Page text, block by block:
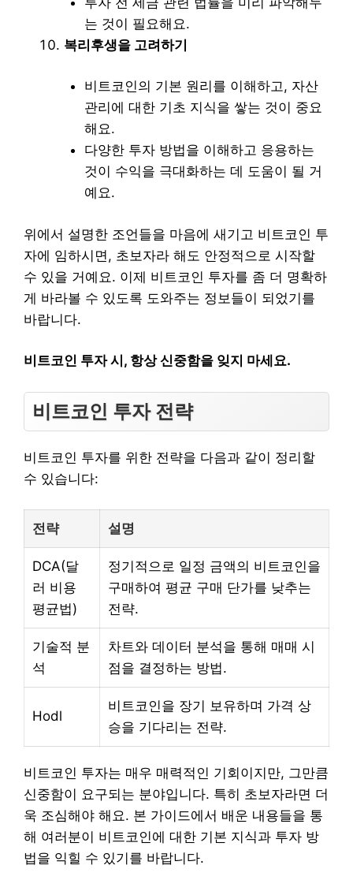
는 것이 필요해요.
복리후생을 고려하기
비트코인의 기본 원리를 이해하고, 자산
관리에 대한 기초 지식을 쌓는 것이 중요
해요.
다양한 투자 방법을 이해하고 응용하는
것이 수익을 극대화하는 데 도움이 될 거
예요.
위에서 설명한 조언들을 마음에 새기고 비트코인 투
자에 임하시면, 초보자라 해도 안정적으로 시작할
수 있을 거예요. 이제 비트코인 투자를 좀 더 명확하
게 바라볼 수 있도록 도와주는 정보들이 되었기를
바랍니다.
비트코인 투자 시, 항상 신중함을 잊지 마세요.
비트코인 투자 전략
비트코인 투자를 위한 전략을 다음과 같이 정리할
수 있습니다:
전략 설명
DCA(달
러 비용
평균법)
정기적으로 일정 금액의 비트코인을
구매하여 평균 구매 단가를 낮추는
전략.
기술적 분
석
차트와 데이터 분석을 통해 매매 시
점을 결정하는 방법.
Hodl
비트코인을 장기 보유하며 가격 상
승을 기다리는 전략.
비트코인 투자는 매우 매력적인 기회이지만, 그만큼
신중함이 요구되는 분야입니다. 특히 초보자라면 더
욱 조심해야 해요. 본 가이드에서 배운 내용들을 통
해 여러분이 비트코인에 대한 기본 지식과 투자 방
법을 익힐 수 있기를 바랍니다.